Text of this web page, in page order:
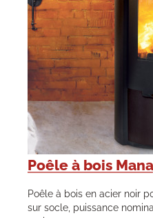
Poêle à bois
Poêle à bois en acier noir
sur socle, puissance